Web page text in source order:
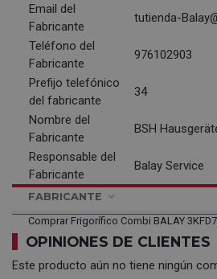
Email del
Fabricante
tutienda-
Teléfono del
Fabricante
976102903
Prefijo telefónico
del fabricante
34
Nombre del
Fabricante
BSH
Responsable del
Fabricante
Balay Service
FABRICANTE
Comprar Frigorífico Combi BALAY
OPINIONES DE CLIENTES
Este producto aún no tiene ningún